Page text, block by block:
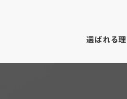
選ばれる